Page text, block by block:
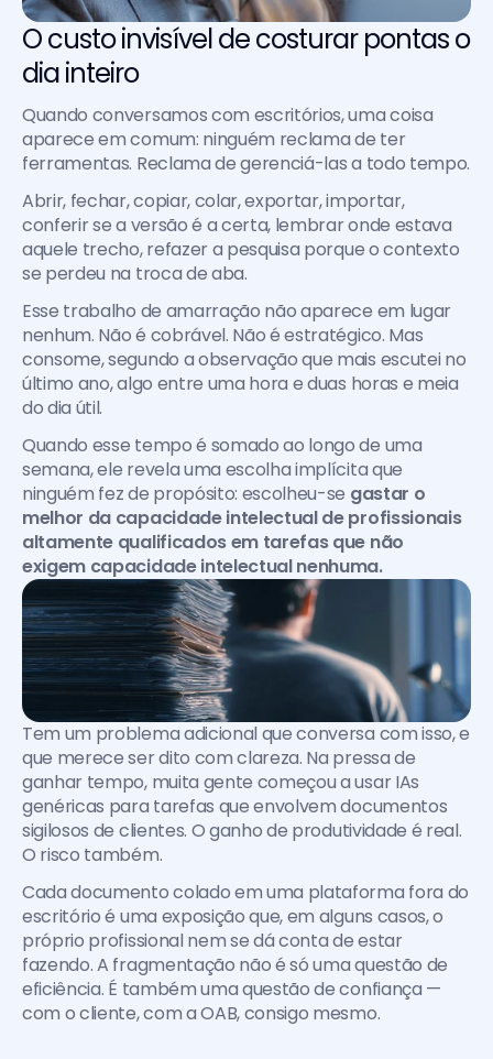
O custo invisível de costurar pontas o
dia inteiro
Quando conversamos com escritórios, uma coisa
aparece em comum: ninguém reclama de ter
ferramentas. Reclama de gerenciá-las a todo tempo.
Abrir, fechar, copiar, colar, exportar, importar,
conferir se a versão é a certa, lembrar onde estava
aquele trecho, refazer a pesquisa porque o contexto
se perdeu na troca de aba.
Esse trabalho de amarração não aparece em lugar
nenhum. Não é cobrável. Não é estratégico. Mas
consome, segundo a observação que mais escutei no
último ano, algo entre uma hora e duas horas e meia
do dia útil.
Quando esse tempo é somado ao longo de uma
semana, ele revela uma escolha implícita que
ninguém fez de propósito: escolheu-se gastar o
melhor da capacidade intelectual de profissionais
altamente qualificados em tarefas que não
exigem capacidade intelectual nenhuma.
Tem um problema adicional que conversa com isso, e
que merece ser dito com clareza. Na pressa de
ganhar tempo, muita gente começou a usar IAs
genéricas para tarefas que envolvem documentos
sigilosos de clientes. O ganho de produtividade é real.
O risco também.
Cada documento colado em uma plataforma fora do
escritório é uma exposição que, em alguns casos, o
próprio profissional nem se dá conta de estar
fazendo. A fragmentação não é só uma questão de
eficiência. É também uma questão de confiança —
com o cliente, com a OAB, consigo mesmo.